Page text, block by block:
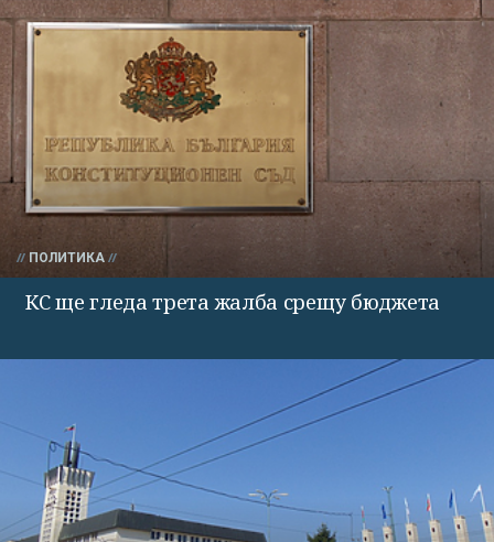
ПОЛИТИКА
КС ще гледа трета жалба срещу бюджета